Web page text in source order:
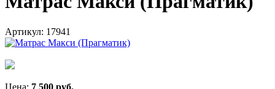
Артикул: 17941
Цена: 7 500 руб.